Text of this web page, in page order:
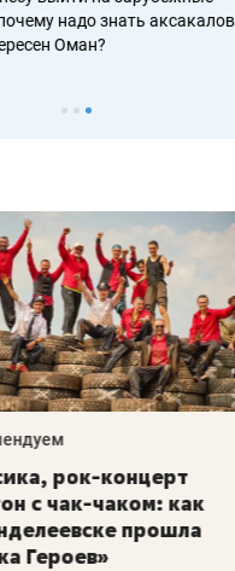
надо знать аксакалов и
Оман?
рок-концерт
с чак-чаком: как
прошла
Героев»